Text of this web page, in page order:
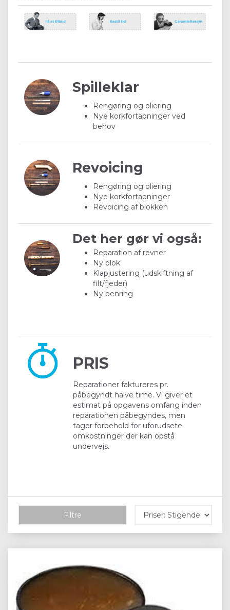
Spilleklar
Rengøring og oliering
Nye korkfortapninger ved
behov
Revoicing
Rengøring og oliering
Nye korkfortapninger
Revoicing af blokken
Det her gør vi også:
Reparation af revner
Ny blok
Klapjustering (udskiftning af
filt/fjeder)
Ny benring
PRIS
Reparationer faktureres pr.
påbegyndt halve time. Vi giver et
estimat på opgavens omfang inden
reparationen påbegyndes, men
tager forbehold for uforudsete
omkostninger der kan opstå
undervejs.
Filtre